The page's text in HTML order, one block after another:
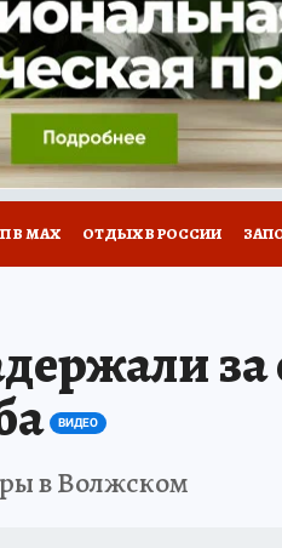
КОНКУРСЫ РАБОТА У
В МАХ ОТДЫХ В РОССИИ
ВИДЕО
в Волжском